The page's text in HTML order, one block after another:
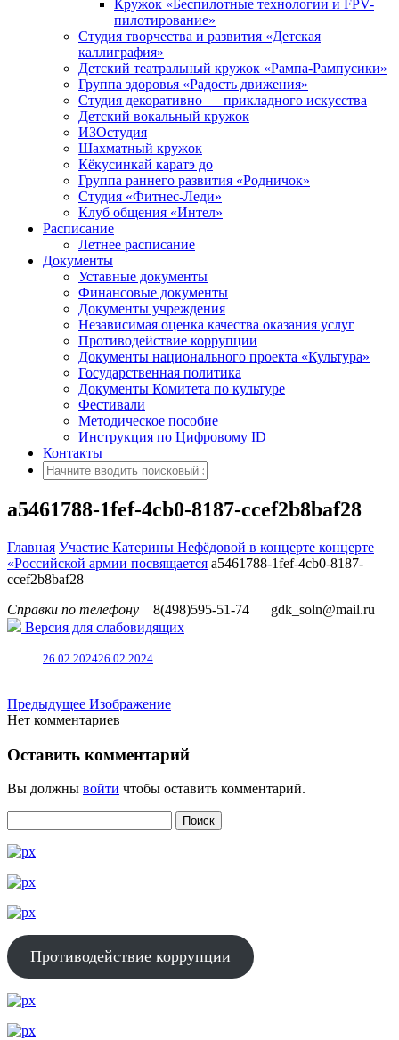
Кружок «Беспилотные технологии и FPV-
пилотирование»
Студия творчества и развития «Детская
каллиграфия»
Детский театральный кружок «Рампа-Рампусики»
Группа здоровья «Радость движения»
Студия декоративно — прикладного искусства
Детский вокальный кружок
ИЗОстудия
Шахматный кружок
Кёкусинкай каратэ до
Группа раннего развития «Родничок»
Cтудия «Фитнес-Леди»
Клуб общения «Интел»
Расписание
Летнее расписание
Документы
Уставные документы
Финансовые документы
Документы учреждения
Независимая оценка качества оказания услуг
Противодействие коррупции
Документы национального проекта «Культура»
Государственная политика
Документы Комитета по культуре
Фестивали
Методическое пособие
Инструкция по Цифровому ID
Контакты
a5461788-1fef-4cb0-8187-ccef2b8baf28
Главная Участие Катерины Нефёдовой в концерте концерте
«Российской армии посвящается a5461788-1fef-4cb0-8187-
ccef2b8baf28
Справки по телефону
8(498)595-51-74
gdk_soln@mail.ru
Версия для слабовидящих
26.02.202426.02.2024
Предыдущее Изображение
Нет комментариев
Оставить комментарий
Вы должны войти чтобы оставить комментарий.
Противодействие коррупции